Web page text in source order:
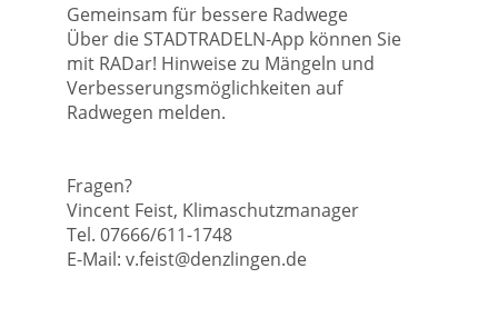
Gemeinsam für bessere Radwege
Über die STADTRADELN-App können Sie
mit RADar! Hinweise zu Mängeln und
Verbesserungsmöglichkeiten auf
Radwegen melden.
Fragen?
Vincent Feist, Klimaschutzmanager
Tel. 07666/611-1748
E-Mail: v.feist@denzlingen.de